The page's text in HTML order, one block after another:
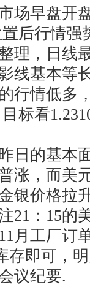
早盘开盘
置后行情
理，日线
线基本等
行情低多
标看
的基本面
涨，而美
银价格拉
21：15的
月工厂订
存即可，
议纪要.